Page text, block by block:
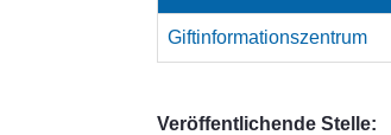
Giftinformationszentrum
Veröffentlichende Stelle: